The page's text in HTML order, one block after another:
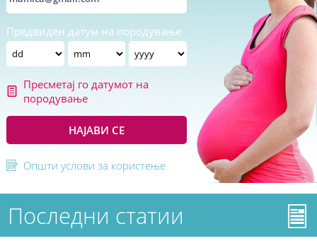
Предвиден датум на породување
Пресметај го датумот на
породување
НАЈАВИ СЕ
Општи услови за користење
Последни статии